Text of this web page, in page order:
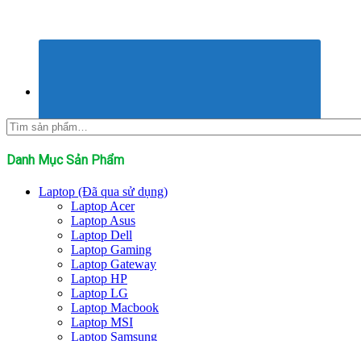
Tìm
kiếm:
Danh Mục Sản Phẩm
Laptop (Đã qua sử dụng)
Laptop Acer
Laptop Asus
Laptop Dell
Laptop Gaming
Laptop Gateway
Laptop HP
Laptop LG
Laptop Macbook
Laptop MSI
Laptop Samsung